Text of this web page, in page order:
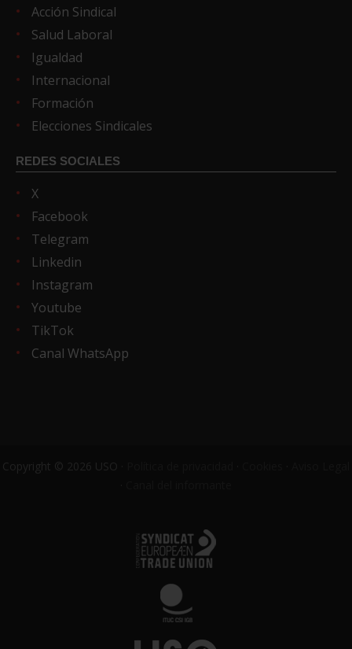
Acción Sindical
Salud Laboral
Igualdad
Internacional
Formación
Elecciones Sindicales
REDES SOCIALES
X
Facebook
Telegram
Linkedin
Instagram
Youtube
TikTok
Canal WhatsApp
Copyright © 2026 USO ·